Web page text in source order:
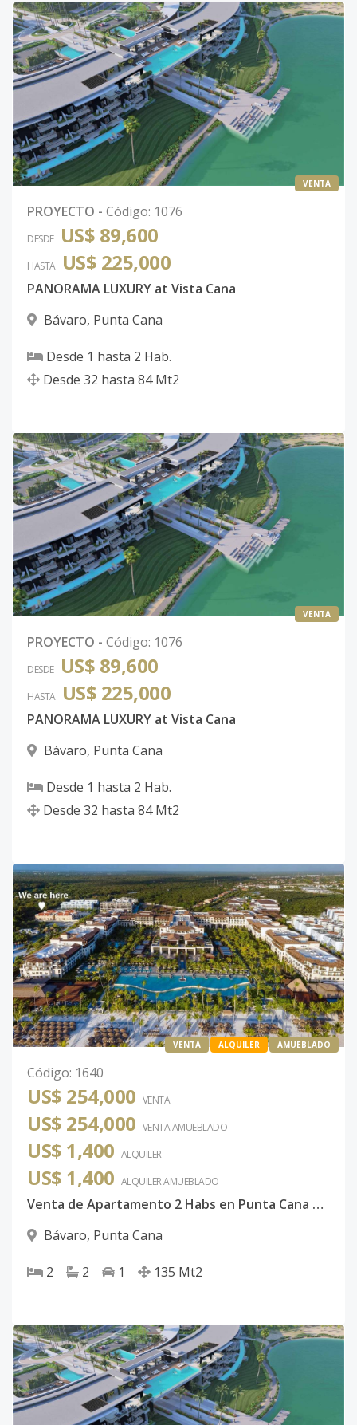
VENTA
PROYECTO - Código: 1076
DESDE US$ 89,600
HASTA US$ 225,000
PANORAMA LUXURY at Vista Cana
Bávaro, Punta Cana
Desde 1 hasta 2 Hab.
Desde 32 hasta 84 Mt2
VENTA
PROYECTO - Código: 1076
DESDE US$ 89,600
HASTA US$ 225,000
PANORAMA LUXURY at Vista Cana
Bávaro, Punta Cana
Desde 1 hasta 2 Hab.
Desde 32 hasta 84 Mt2
VENTA ALQUILER AMUEBLADO
Código: 1640
US$ 254,000 VENTA
US$ 254,000 VENTA AMUEBLADO
US$ 1,400 ALQUILER
US$ 1,400 ALQUILERAMUEBLADO
Venta de Apartamento 2 Habs en Punta Cana a 2 minutos de Playa Bibijagua
Bávaro, Punta Cana
2 2 1 135 Mt2